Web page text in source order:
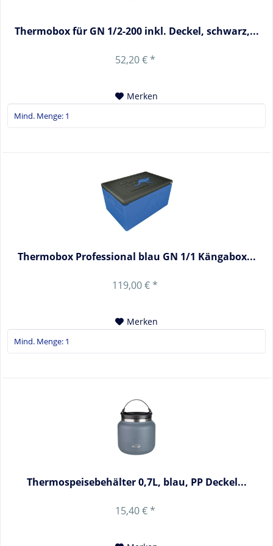
Thermobox für GN 1/2-200 inkl. Deckel, schwarz,...
52,20 € *
Merken
Thermobox Professional blau GN 1/1 Kängabox...
119,00 € *
Merken
Thermospeisebehälter 0,7L, blau, PP Deckel...
15,40 € *